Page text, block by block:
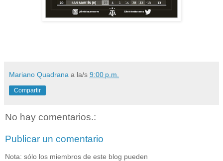
Mariano Quadrana a la/s 9:00 p.m.
Compartir
No hay comentarios.:
Publicar un comentario
Nota: sólo los miembros de este blog pueden